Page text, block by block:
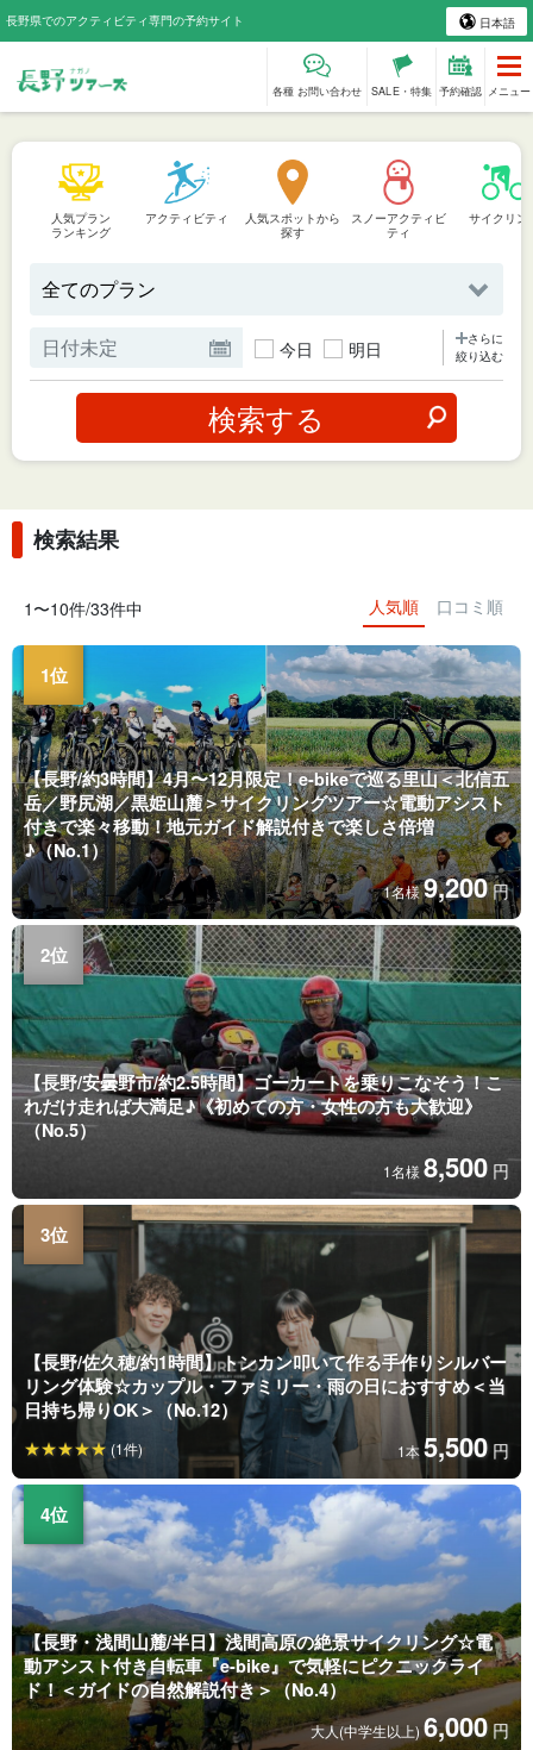
長野県でのアクティビティ専門の予約サイト 日本語
各種 お問い合わせ SALE・特集 予約確認 メニュー
人気プラン
ランキング
アクティビティ
人気スポットから
探す
スノーアクティビ
ティ
サイクリン
今日 明日
さらに
絞り込む
検索結果
1〜10件/33件中 人気順 口コミ順
【長野/約3時間】4月〜12月限定！e-bikeで巡る里山＜北信五
岳／野尻湖／黒姫山麓＞サイクリングツアー☆電動アシスト
付きで楽々移動！地元ガイド解説付きで楽しさ倍増
♪（No.1）
1名様9,200 円
【長野/安曇野市/約2.5時間】ゴーカートを乗りこなそう！こ
れだけ走れば大満足♪《初めての方・女性の方も大歓迎》
（No.5）
1名様 8,500 円
【長野/佐久穂/約1時間】トンカン叩いて作る手作りシルバー
リング体験☆カップル・ファミリー・雨の日におすすめ＜当
日持ち帰りOK＞（No.12）
1本5,500 円
(1件)
【長野・浅間山麓/半日】浅間高原の絶景サイクリング☆電
動アシスト付き自転車『e-bike』で気軽にピクニックライ
ド！＜ガイドの自然解説付き＞（No.4）
大人(中学生以上) 6,000 円